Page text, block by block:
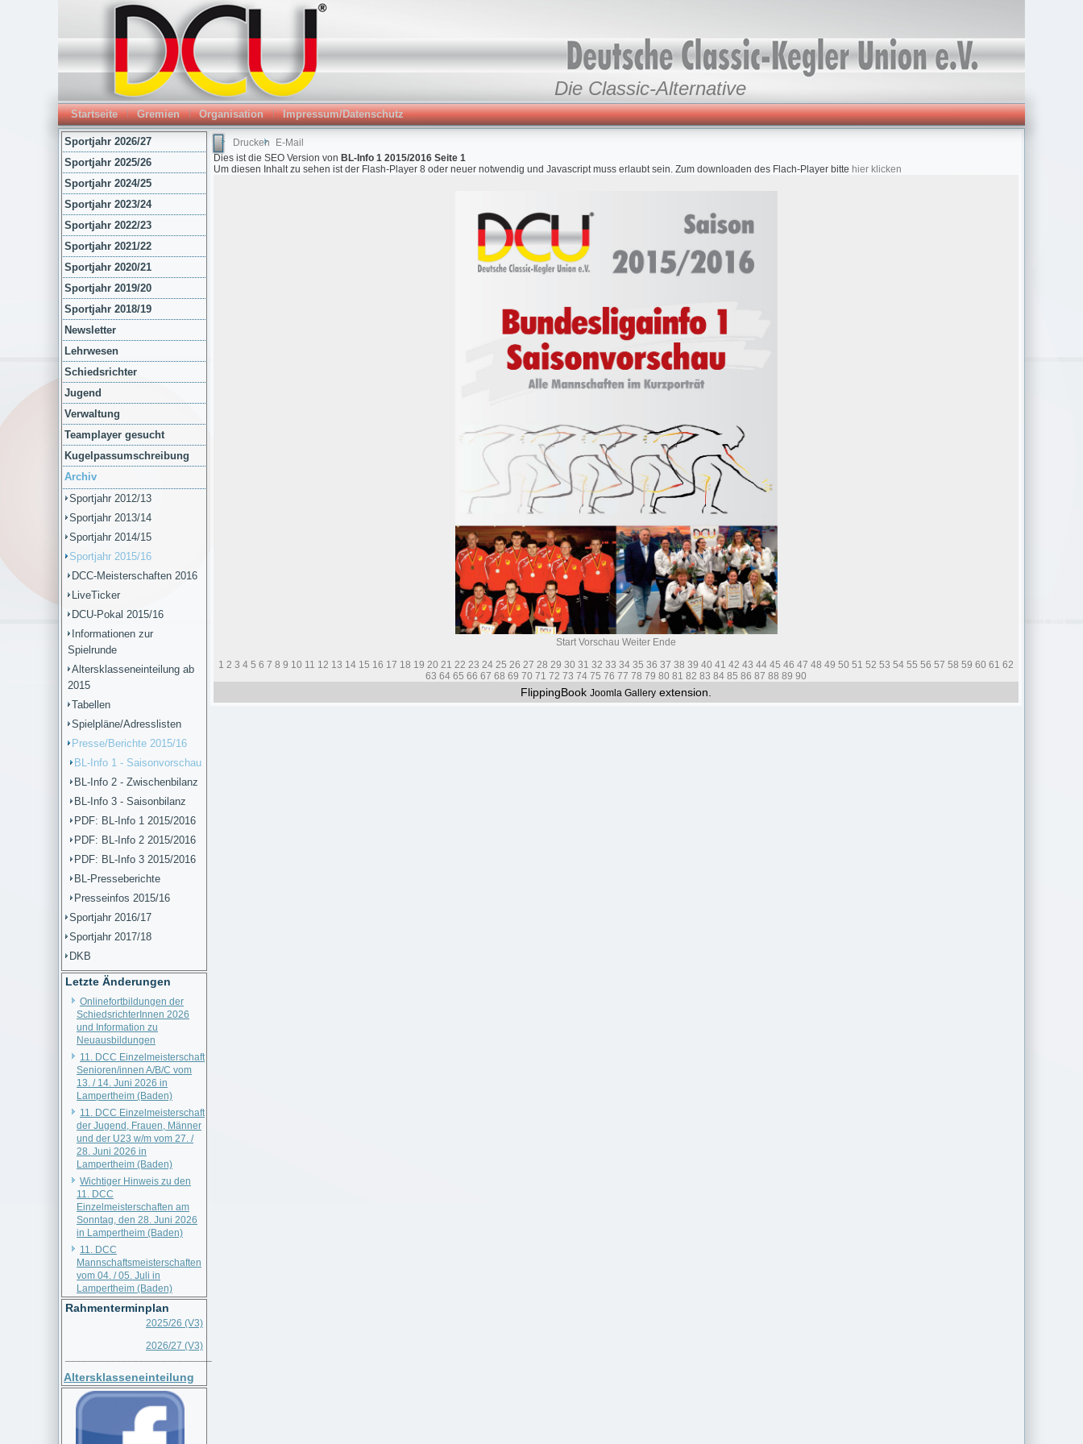
Die Classic-Alternative
Startseite Gremien Organisation Impressum/Datenschutz
Sportjahr 2026/27
Sportjahr 2025/26
Sportjahr 2024/25
Sportjahr 2023/24
Sportjahr 2022/23
Sportjahr 2021/22
Sportjahr 2020/21
Sportjahr 2019/20
Sportjahr 2018/19
Newsletter
Lehrwesen
Schiedsrichter
Jugend
Verwaltung
Teamplayer gesucht
Kugelpassumschreibung
Archiv
Sportjahr 2012/13
Sportjahr 2013/14
Sportjahr 2014/15
Sportjahr 2015/16
DCC-Meisterschaften 2016
LiveTicker
DCU-Pokal 2015/16
Informationen zur
Spielrunde
Altersklasseneinteilung ab
2015
Tabellen
Spielpläne/Adresslisten
Presse/Berichte 2015/16
BL-Info 1 - Saisonvorschau
BL-Info 2 - Zwischenbilanz
BL-Info 3 - Saisonbilanz
PDF: BL-Info 1 2015/2016
PDF: BL-Info 2 2015/2016
PDF: BL-Info 3 2015/2016
BL-Presseberichte
Presseinfos 2015/16
Sportjahr 2016/17
Sportjahr 2017/18
DKB
Letzte Änderungen
Onlinefortbildungen der
SchiedsrichterInnen 2026
und Information zu
Neuausbildungen
11. DCC Einzelmeisterschaft
Senioren/innen A/B/C vom
13. / 14. Juni 2026 in
Lampertheim (Baden)
11. DCC Einzelmeisterschaft
der Jugend, Frauen, Männer
und der U23 w/m vom 27. /
28. Juni 2026 in
Lampertheim (Baden)
Wichtiger Hinweis zu den
11. DCC
Einzelmeisterschaften am
Sonntag, den 28. Juni 2026
in Lampertheim (Baden)
11. DCC
Mannschaftsmeisterschaften
vom 04. / 05. Juli in
Lampertheim (Baden)
Rahmenterminplan
2025/26 (V3)
2026/27 (V3)
Altersklasseneinteilung
Drucken
E-Mail
Dies ist die SEO Version von BL-Info 1 2015/2016 Seite 1
Um diesen Inhalt zu sehen ist der Flash-Player 8 oder neuer notwendig und Javascript muss erlaubt sein. Zum downloaden des Flach-Player bitte hier klicken
Start Vorschau Weiter Ende
1 2 3 4 5 6 7 8 9 10 11 12 13 14 15 16 17 18 19 20 21 22 23 24 25 26 27 28 29 30 31 32 33 34 35 36 37 38 39 40 41 42 43 44 45 46 47 48 49 50 51 52 53 54 55 56 57 58 59 60 61 62
63 64 65 66 67 68 69 70 71 72 73 74 75 76 77 78 79 80 81 82 83 84 85 86 87 88 89 90
FlippingBook Joomla Gallery extension.